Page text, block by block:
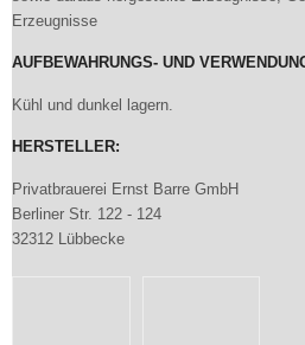
Erzeugnisse
AUFBEWAHRUNGS- UND
Kühl und dunkel lagern.
HERSTELLER:
Privatbrauerei Ernst Barre GmbH
Berliner Str. 122 - 124
32312 Lübbecke